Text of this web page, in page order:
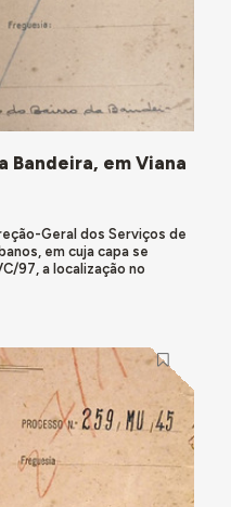
Bandeira, em Viana
Geral dos Serviços de
em cuja capa se
97, a localização no